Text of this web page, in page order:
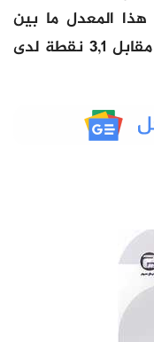
المعدل ما بين
سنتي 2019 و 2021 ب 6,9 نقطة مقابل 3,1 نقطة لدى